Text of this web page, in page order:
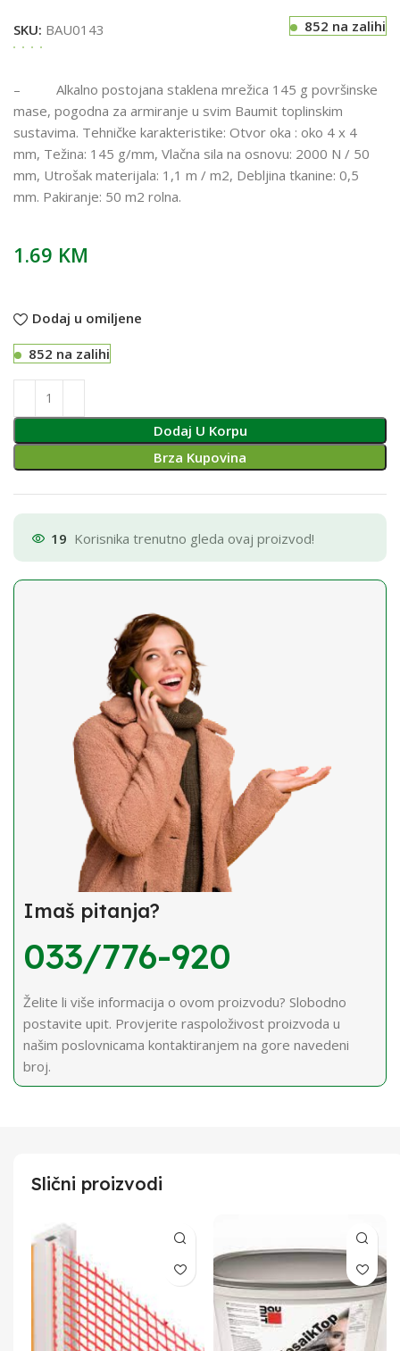
SKU: BAU0143 852 na zalihi
– Alkalno postojana staklena mrežica 145 g površinske
mase, pogodna za armiranje u svim Baumit toplinskim
sustavima. Tehničke karakteristike: Otvor oka : oko 4 x 4
mm, Težina: 145 g/mm, Vlačna sila na osnovu: 2000 N / 50
mm, Utrošak materijala: 1,1 m / m2, Debljina tkanine: 0,5
mm. Pakiranje: 50 m2 rolna.
1.69 KM
Dodaj u omiljene
852 na zalihi
Dodaj U Korpu
Brza Kupovina
19 Korisnika trenutno gleda ovaj proizvod!
Imaš pitanja?
033/776-920
Želite li više informacija o ovom proizvodu? Slobodno
postavite upit. Provjerite raspoloživost proizvoda u
našim poslovnicama kontaktiranjem na gore navedeni
broj.
Slični proizvodi